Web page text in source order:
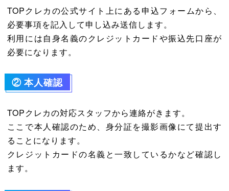
TOPクレカの公式サイト上にある申込フォームから、
必要事項を記入して申し込み送信します。
利用には自身名義のクレジットカードや振込先口座が
必要になります。
② 本人確認
TOPクレカの対応スタッフから連絡がきます。
ここで本人確認のため、身分証を撮影画像にて提出す
ることになります。
クレジットカードの名義と一致しているかなど確認し
ます。